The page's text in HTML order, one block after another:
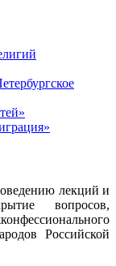
лекций и
вопросов,
Российской